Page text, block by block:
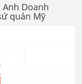
Doanh
quán Mỹ